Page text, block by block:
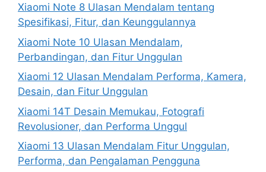
Xiaomi Note 8 Ulasan Mendalam tentang
Spesifikasi, Fitur, dan Keunggulannya
Xiaomi Note 10 Ulasan Mendalam,
Perbandingan, dan Fitur Unggulan
Xiaomi 12 Ulasan Mendalam Performa, Kamera,
Desain, dan Fitur Unggulan
Xiaomi 14T Desain Memukau, Fotografi
Revolusioner, dan Performa Unggul
Xiaomi 13 Ulasan Mendalam Fitur Unggulan,
Performa, dan Pengalaman Pengguna